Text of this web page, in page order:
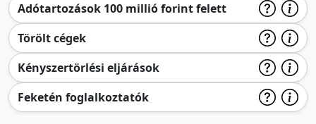
Adótartozások 100 millió forint felett
Törölt cégek
Kényszertörlési eljárások
Feketén foglalkoztatók